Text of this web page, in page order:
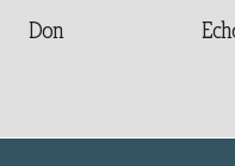
Don